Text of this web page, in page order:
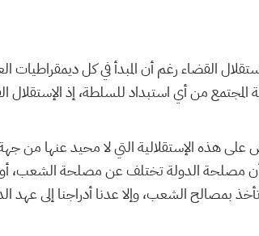
القضاء رغم أن المبدأ في كل ديمقراطيات
المجتمع من أي استبداد للسلطة، إذ الإستقلال
هذه الإستقلالية التي لا محيد عنها من
مصلحة الدولة تختلف عن مصلحة الشعب،
بمصالح الشعب، وإلا عدنا أدراجنا إلى عهد